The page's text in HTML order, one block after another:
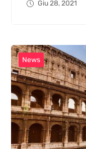
Giu 28, 2021
News